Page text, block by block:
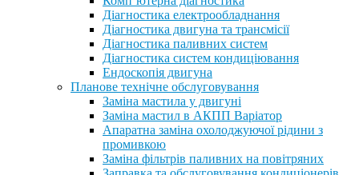
Діагностика електрообладнання
Діагностика двигуна та трансмісії
Діагностика паливних систем
Діагностика систем кондиціювання
Ендоскопія двигуна
Планове технічне обслуговування
Заміна мастила у двигуні
Заміна мастил в АКПП Варіатор
Апаратна заміна охолоджуючої рідини з
промивкою
Заміна фільтрів паливних на повітряних